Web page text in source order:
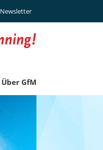
Newsletter
Über GfM